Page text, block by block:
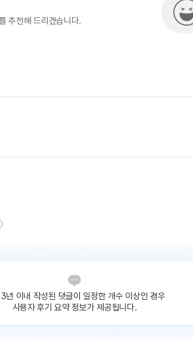
추천해 드리겠습니다.
년 이내 작성된 댓글이 일정한 개수 이상인 경우
사용자 후기 요약 정보가 제공됩니다.